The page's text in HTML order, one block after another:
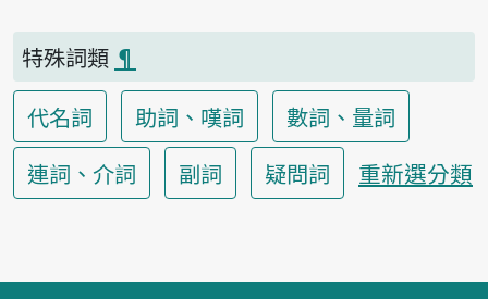
特殊詞類 ¶
代名詞
助詞、嘆詞
數詞、量詞
連詞、介詞
副詞 疑問詞 重新選分類